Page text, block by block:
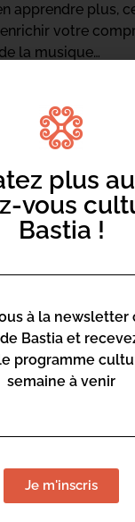
apprendre plus,
votre
la musique…
plus
vous
Bastia !
à la
Bastia et
programme
semaine à venir
Je m'inscris